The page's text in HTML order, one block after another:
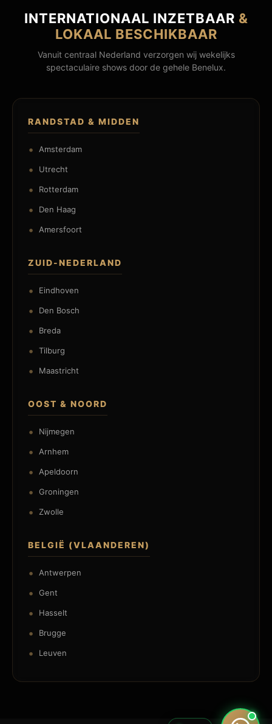
INTERNATIONAAL INZETBAAR &
LOKAAL BESCHIKBAAR
Vanuit centraal Nederland verzorgen wij wekelijks
spectaculaire shows door de gehele Benelux.
RANDSTAD & MIDDEN
Amsterdam
Utrecht
Rotterdam
Den Haag
Amersfoort
ZUID-NEDERLAND
Eindhoven
Den Bosch
Breda
Tilburg
Maastricht
OOST & NOORD
Nijmegen
Arnhem
Apeldoorn
Groningen
Zwolle
BELGIË (VLAANDEREN)
Antwerpen
Gent
Hasselt
Brugge
Leuven